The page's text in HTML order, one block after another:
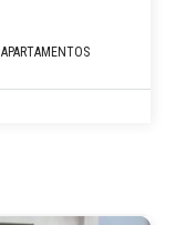
APARTAMENTOS